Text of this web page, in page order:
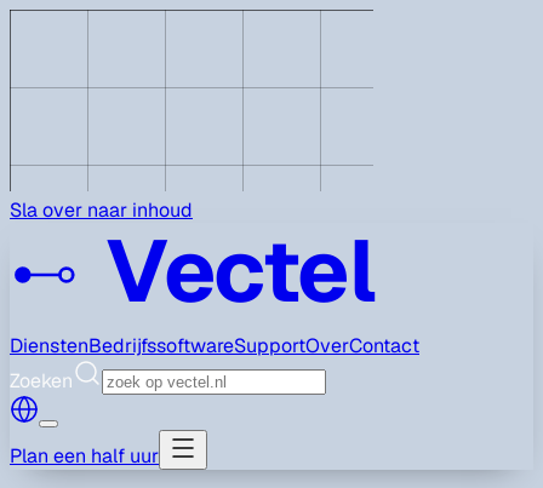
Sla over naar inhoud
Vectel
DienstenBedrijfssoftwareSupportOverContact
Zoeken
Plan een half uur